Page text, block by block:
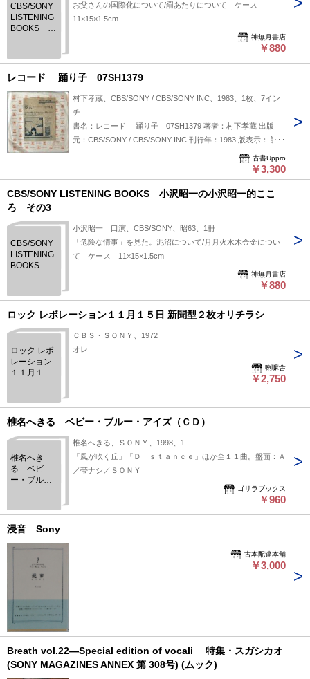
CBS/SONY
LISTENING
BOOKS 小
ころ その2
お父さんの国際化について/罰あたりについて ケース
11×15×1.5cm
神無月書店
￥880
レコード 踊り子 07SH1379
村下孝蔵、CBS/SONY / CBS/SONY INC、1983、1枚、7イン
チ
書名：レコード 踊り子 07SH1379 著者：村下孝蔵 出版
元：CBS/SONY / CBS/SONY INC 刊行年：1983 版表示： 説
明：村下孝蔵が1983年にCBS/SONY INCからリリースしたシ
ングルレコード「踊り子」（品番：07SH1379）である。村下
孝蔵は繊細な指弾きギターと詩情豊かな歌詞で知られるシンガ
ーソングライターであり、「踊り子」はその代表曲として広く
古書Uppro
￥3,300
CBS/SONY LISTENING BOOKS 小沢昭一の小沢昭一的ここ
ろ その3
CBS/SONY
LISTENING
BOOKS 小
ころ その3
小沢昭一 口演、CBS/SONY、昭63、1冊
「危険な情事」を見た。泥沼について/月月火水木金金につい
て ケース 11×15×1.5cm
神無月書店
￥880
ロック レボレーション１１月１５日 新聞型２枚オリチラシ
ロック レボ
レーション
１１月１５
シ
ＣＢＳ・ＳＯＮＹ、1972
オレ
喇嘛舎
￥2,750
椎名へきる ベビー・ブルー・アイズ（ＣＤ）
椎名へき
る ベビ
ー・ブル
椎名へきる、ＳＯＮＹ、1998、1
「風が吹く丘」「Ｄｉｓｔａｎｃｅ」ほか全１１曲。盤面：Ａ
／帯ナシ／ＳＯＮＹ
ゴリラブックス
￥960
浸音 Sony
古本配達本舗
￥3,000
Breath vol.22―Special edition of vocali 特集・スガシカオ
(SONY MAGAZINES ANNEX 第 308号) (ムック)